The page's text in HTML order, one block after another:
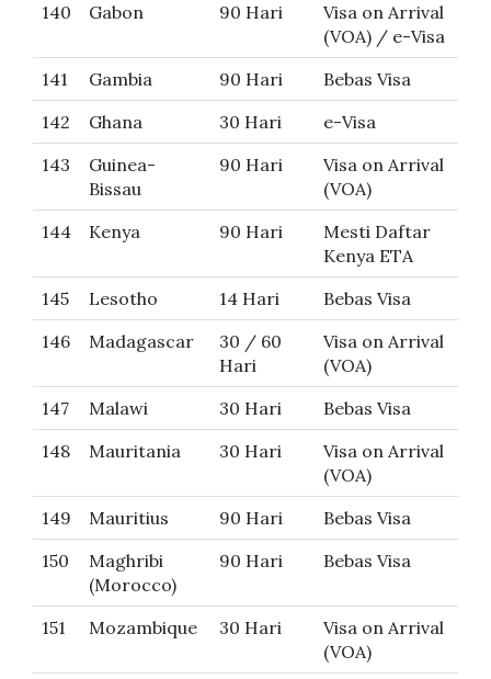
140
Gabon 90 Hari
Visa on Arrival
(VOA) / e-Visa
141
Gambia 90 Hari
Bebas Visa
142
Ghana 30 Hari
e-Visa
143
Guinea-
Bissau
90 Hari
Visa on Arrival
(VOA)
144
Kenya 90 Hari
Mesti Daftar
Kenya ETA
145
Lesotho 14 Hari
Bebas Visa
146
Madagascar
30 / 60
Hari
Visa on Arrival
(VOA)
147
Malawi 30 Hari
Bebas Visa
148
Mauritania 30 Hari
Visa on Arrival
(VOA)
149
Mauritius 90 Hari
Bebas Visa
150
Maghribi
(Morocco)
90 Hari Bebas Visa
151 Mozambique 30 Hari
Visa on Arrival
(VOA)